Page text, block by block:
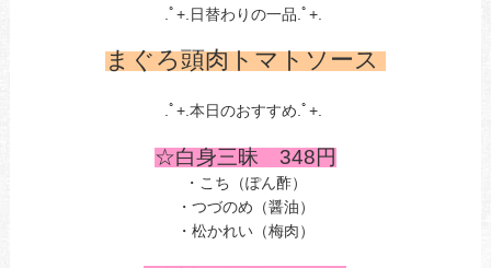
.ﾟ+.日替わりの一品.ﾟ+.
まぐろ頭肉トマトソース
.ﾟ+.本日のおすすめ.ﾟ+.
☆白身三昧 348円
・こち（ぽん酢）
・つづのめ（醤油）
・松かれい（梅肉）